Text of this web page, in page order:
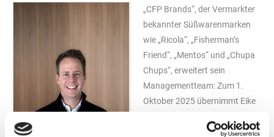
„CFP Brands“, der Vermarkter
bekannter Süßwarenmarken
wie „Ricola“, „Fisherman’s
Friend“, „Mentos“ und „Chupa
Chups“, erweitert sein
Managementteam: Zum 1.
Oktober 2025 übernimmt Eike
Sales Director. In dieser